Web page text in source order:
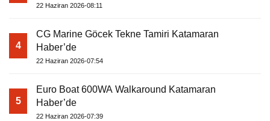
22 Haziran 2026-08:11
4
CG Marine Göcek Tekne Tamiri Katamaran
Haber’de
22 Haziran 2026-07:54
5
Euro Boat 600WA Walkaround Katamaran
Haber’de
22 Haziran 2026-07:39